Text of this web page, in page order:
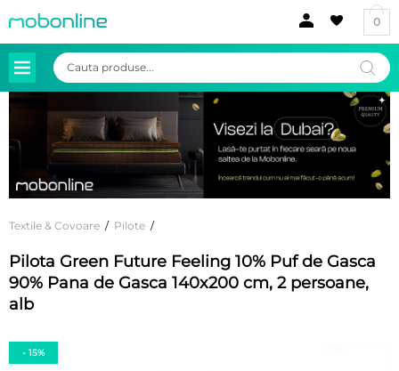
0
Products
search
Textile & Covoare / Pilote /
Pilota Green Future Feeling 10% Puf de Gasca
90% Pana de Gasca 140x200 cm, 2 persoane,
alb
- 15%